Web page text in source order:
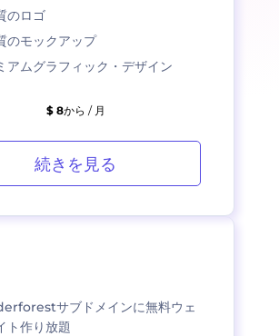
サブドメインに無料ウェ
ト作り放題
のロゴ
のモックアップ
アムグラフィック・デザイン
$ 8から / 月
続きを見る